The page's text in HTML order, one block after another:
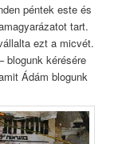
péntek este és
tart.
ezt a micvét.
blogunk kérésére
Ádám blogunk